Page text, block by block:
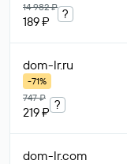
14 982 ₽
189 ₽
?
dom-lr.ru
-71%
747 ₽
219 ₽
?
dom-lr.com